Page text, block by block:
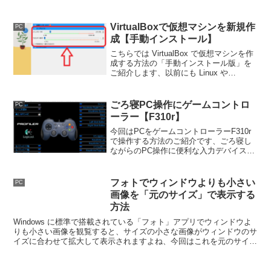
たのか記録（ログ）を調べることが出来
ます。
PC
VirtualBoxで仮想マシンを新規作
成【手動インストール】
こちらでは VirtualBox で仮想マシンを作
成する方法の「手動インストール版」を
ご紹介します、以前にも Linux や
目も変化していますので再度確認してみ
ましょう。
PC
ごろ寝PC操作にゲームコントロ
ーラー【F310r】
今回はPCをゲームコントローラーF310r
で操作する方法のご紹介です、ごろ寝し
ながらのPC操作に便利な入力デバイスは
操作やキーの入力を行ってみたいと思い
ます。
PC
フォトでウィンドウよりも小さい
画像を「元のサイズ」で表示する
方法
Windows に標準で搭載されている「フォト」アプリでウィンドウよ
りも小さい画像を観覧すると、サイズの小さな画像がウィンドウのサ
イズに合わせて拡大して表示されますよね、今回はこれを元のサイズ